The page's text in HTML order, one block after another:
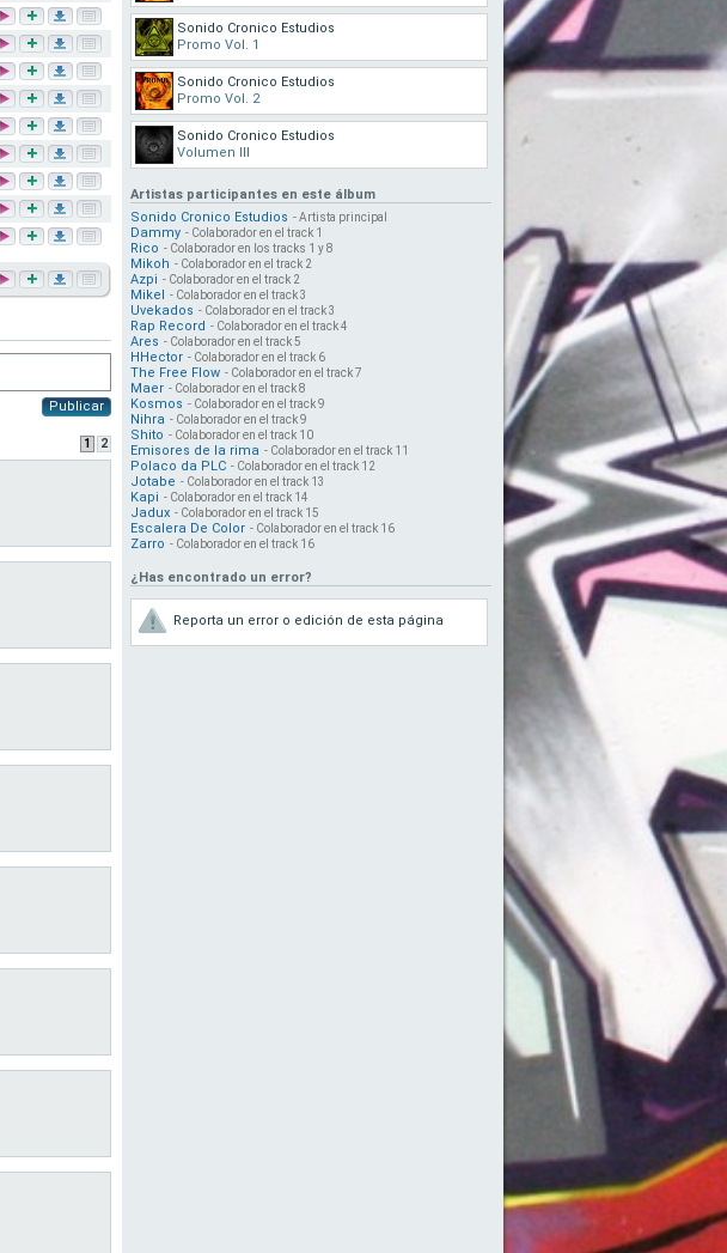
Publicar
1 2
Sonido Cronico Estudios
Promo Vol. 1
Sonido Cronico Estudios
Promo Vol. 2
Sonido Cronico Estudios
Volumen III
Artistas participantes en este álbum
Sonido Cronico Estudios - Artista principal
Dammy - Colaborador en el track 1
Rico - Colaborador en los tracks 1 y 8
Mikoh - Colaborador en el track 2
Azpi - Colaborador en el track 2
Mikel - Colaborador en el track 3
Uvekados - Colaborador en el track 3
Rap Record - Colaborador en el track 4
Ares - Colaborador en el track 5
HHector - Colaborador en el track 6
The Free Flow - Colaborador en el track 7
Maer - Colaborador en el track 8
Kosmos - Colaborador en el track 9
Nihra - Colaborador en el track 9
Shito - Colaborador en el track 10
Emisores de la rima - Colaborador en el track 11
Polaco da PLC - Colaborador en el track 12
Jotabe - Colaborador en el track 13
Kapi - Colaborador en el track 14
Jadux - Colaborador en el track 15
Escalera De Color - Colaborador en el track 16
Zarro - Colaborador en el track 16
¿Has encontrado un error?
Reporta un error o edición de esta página